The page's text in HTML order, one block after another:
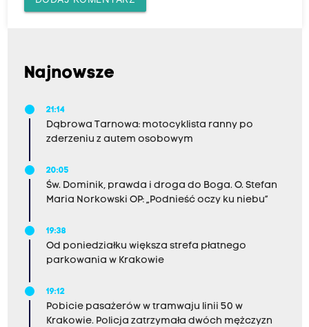
Najnowsze
21:14
Dąbrowa Tarnowa: motocyklista ranny po
zderzeniu z autem osobowym
20:05
Św. Dominik, prawda i droga do Boga. O. Stefan
Maria Norkowski OP: „Podnieść oczy ku niebu”
19:38
Od poniedziałku większa strefa płatnego
parkowania w Krakowie
19:12
Pobicie pasażerów w tramwaju linii 50 w
Krakowie. Policja zatrzymała dwóch mężczyzn